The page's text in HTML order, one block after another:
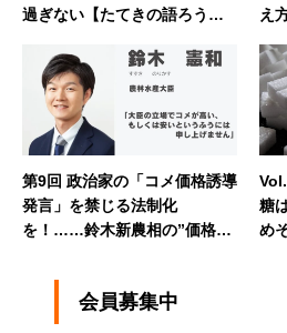
過ぎない【たてきの語ろう農
え
第9回 政治家の「コメ価格誘導
発言」を禁じる法制化
を！……鈴木新農相の”価格コ
終わらせない【浅川芳裕の農
業note】
糖
め
会員募集中